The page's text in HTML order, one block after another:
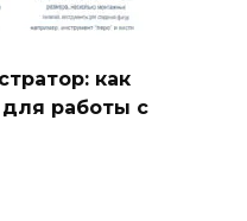
как
работы с